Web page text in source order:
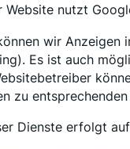
Website nutzt
wir Anzeigen
Es ist auch
zu
Dienste erfolgt